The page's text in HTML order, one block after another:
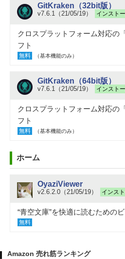
GitKraken（32bit版）
v7.6.1（21/05/19） インスト
クロスプラットフォーム対応の
フト
無料 （基本機能のみ）
GitKraken（64bit版）
v7.6.1（21/05/19） インスト
クロスプラットフォーム対応の
フト
無料 （基本機能のみ）
ホーム
OyaziViewer
v2.6.2.0（21/05/19） インス
“青空文庫”を快適に読むための
無料
Amazon 売れ筋ランキング